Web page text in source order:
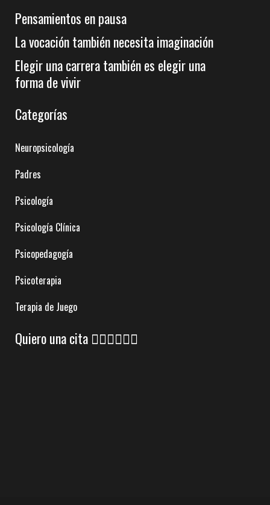
Pensamientos en pausa
La vocación también necesita imaginación
Elegir una carrera también es elegir una
forma de vivir
Categorías
Neuropsicología
Padres
Psicología
Psicología Clínica
Psicopedagogía
Psicoterapia
Terapia de Juego
Quiero una cita 👇🏼👇🏼👇🏼